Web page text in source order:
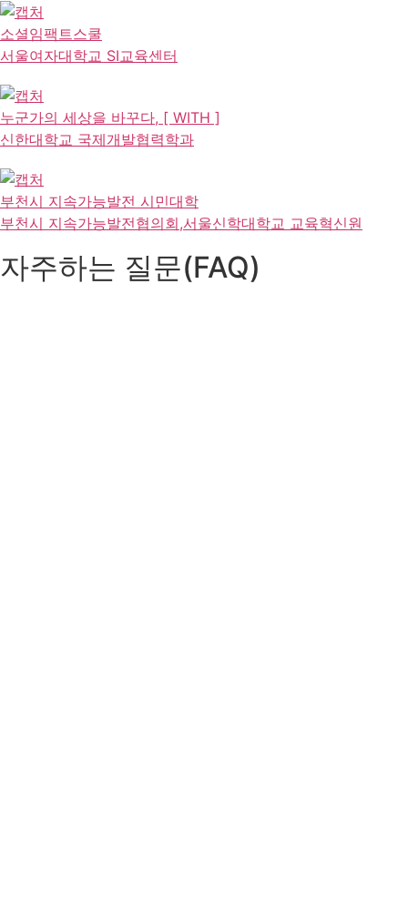
소셜임팩트스쿨
서울여자대학교 SI교육센터
누군가의 세상을 바꾸다, [ WITH ]
신한대학교 국제개발협력학과
부천시 지속가능발전 시민대학
부천시 지속가능발전협의회,서울신학대학교 교육혁신원
자주하는 질문(FAQ)